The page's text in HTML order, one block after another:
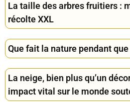
La taille des arbres fruitiers :
récolte XXL
Que fait la nature pendant
La neige, bien plus qu’un
impact vital sur le monde